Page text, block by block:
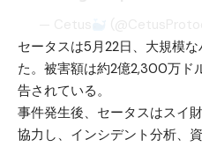
セータスは5月22日、大規模
た。被害額は約2億2,300万ド
告されている。
事件発生後、セータスはスイ
協力し、インシデント分析、